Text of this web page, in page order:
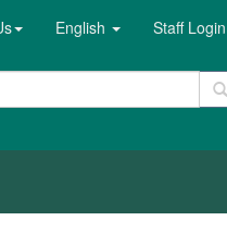
English Staff Login